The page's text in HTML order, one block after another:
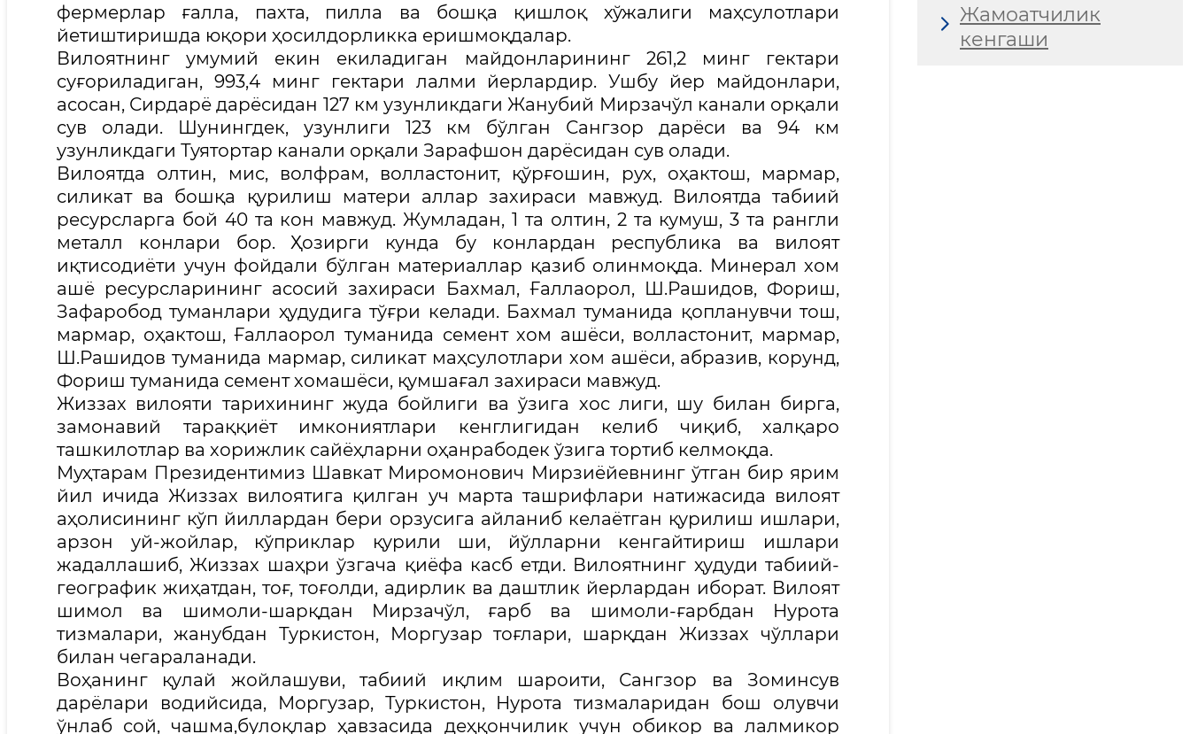
фермерлар ғалла, пахта, пилла ва бошқа қишлоқ хўжалиги маҳсулотлари
йетиштиришда юқори ҳосилдорликка еришмоқдалар.
Вилоятнинг умумий екин екиладиган майдонларининг 261,2 минг гектари
суғориладиган, 993,4 минг гектари лалми йерлардир. Ушбу йер майдонлари,
асосан, Сирдарё дарёсидан 127 км узунликдаги Жанубий Мирзачўл канали орқали
сув олади. Шунингдек, узунлиги 123 км бўлган Сангзор дарёси ва 94 км
узунликдаги Туятортар канали орқали Зарафшон дарёсидан сув олади.
Вилоятда олтин, мис, волфрам, волластонит, қўрғошин, рух, оҳактош, мармар,
силикат ва бошқа қурилиш матери аллар захираси мавжуд. Вилоятда табиий
ресурсларга бой 40 та кон мавжуд. Жумладан, 1 та олтин, 2 та кумуш, 3 та рангли
металл конлари бор. Ҳозирги кунда бу конлардан республика ва вилоят
иқтисодиёти учун фойдали бўлган материаллар қазиб олинмоқда. Минерал хом
ашё ресурсларининг асосий захираси Бахмал, Ғаллаорол, Ш.Рашидов, Фориш,
Зафаробод туманлари ҳудудига тўғри келади. Бахмал туманида қопланувчи тош,
мармар, оҳактош, Ғаллаорол туманида семент хом ашёси, волластонит, мармар,
Ш.Рашидов туманида мармар, силикат маҳсулотлари хом ашёси, абразив, корунд,
Фориш туманида семент хомашёси, қумшағал захираси мавжуд.
Жиззах вилояти тарихининг жуда бойлиги ва ўзига хос лиги, шу билан бирга,
замонавий тараққиёт имкониятлари кенглигидан келиб чиқиб, халқаро
ташкилотлар ва хорижлик сайёҳларни оҳанрабодек ўзига тортиб келмоқда.
Муҳтарам Президентимиз Шавкат Миромонович Мирзиёйевнинг ўтган бир ярим
йил ичида Жиззах вилоятига қилган уч марта ташрифлари натижасида вилоят
аҳолисининг кўп йиллардан бери орзусига айланиб келаётган қурилиш ишлари,
арзон уй-жойлар, кўприклар қурили ши, йўлларни кенгайтириш ишлари
жадаллашиб, Жиззах шаҳри ўзгача қиёфа касб етди. Вилоятнинг ҳудуди табиий-
географик жиҳатдан, тоғ, тоғолди, адирлик ва даштлик йерлардан иборат. Вилоят
шимол ва шимоли-шарқдан Мирзачўл, ғарб ва шимоли-ғарбдан Нурота
тизмалари, жанубдан Туркистон, Моргузар тоғлари, шарқдан Жиззах чўллари
билан чегараланади.
Воҳанинг қулай жойлашуви, табиий иқлим шароити, Сангзор ва Зоминсув
дарёлари водийсида, Моргузар, Туркистон, Нурота тизмаларидан бош олувчи
ўнлаб сой, чашма,булоқлар ҳавзасида деҳқончилик учун обикор ва лалмикор
Жамоатчилик
кенгаши